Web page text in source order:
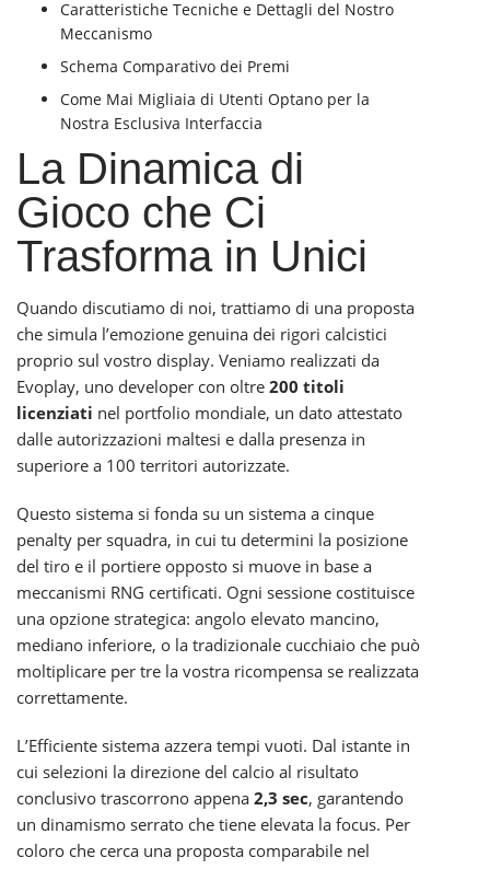
Caratteristiche Tecniche e Dettagli del Nostro
Meccanismo
Schema Comparativo dei Premi
Come Mai Migliaia di Utenti Optano per la
Nostra Esclusiva Interfaccia
La Dinamica di
Gioco che Ci
Trasforma in Unici
Quando discutiamo di noi, trattiamo di una proposta
che simula l’emozione genuina dei rigori calcistici
proprio sul vostro display. Veniamo realizzati da
Evoplay, uno developer con oltre 200 titoli
licenziati nel portfolio mondiale, un dato attestato
dalle autorizzazioni maltesi e dalla presenza in
superiore a 100 territori autorizzate.
Questo sistema si fonda su un sistema a cinque
penalty per squadra, in cui tu determini la posizione
del tiro e il portiere opposto si muove in base a
meccanismi RNG certificati. Ogni sessione costituisce
una opzione strategica: angolo elevato mancino,
mediano inferiore, o la tradizionale cucchiaio che può
moltiplicare per tre la vostra ricompensa se realizzata
correttamente.
L’Efficiente sistema azzera tempi vuoti. Dal istante in
cui selezioni la direzione del calcio al risultato
conclusivo trascorrono appena 2,3 sec, garantendo
un dinamismo serrato che tiene elevata la focus. Per
coloro che cerca una proposta comparabile nel